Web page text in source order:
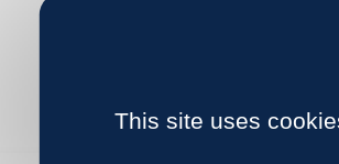
This site uses